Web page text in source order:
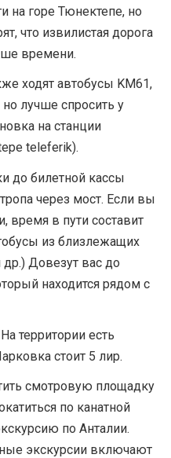
на горе Тюнектепе, но
что извилистая дорога
времени.
ходят автобусы KM61,
но лучше спросить у
на станции
teleferik).
до билетной кассы
через мост. Если вы
время в пути составит
из близлежащих
Довезут вас до
находится рядом с
территории есть
стоит 5 лир.
смотровую площадку
по канатной
по Анталии.
экскурсии включают